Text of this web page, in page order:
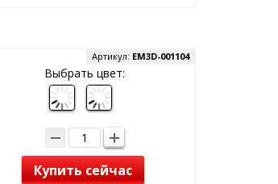
Артикул: EM3D-001104
Выбрать цвет:
Купить сейчас